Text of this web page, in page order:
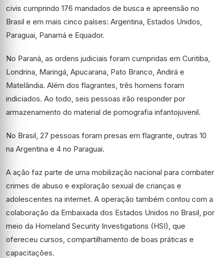
civis cumprindo 176 mandados de busca e apreensão no
Brasil e em mais cinco países: Argentina, Estados Unidos,
Paraguai, Panamá e Equador.
No Paraná, as ordens judiciais foram cumpridas em Curitiba,
Londrina, Maringá, Apucarana, Pato Branco, Andirá e
Matelândia. Além dos flagrantes, três homens foram
indiciados. Ao todo, seis pessoas irão responder por
armazenamento do material de pornografia infantojuvenil.
No Brasil, 27 pessoas foram presas em flagrante, outras 10
na Argentina e 4 no Paraguai.
A ação faz parte de uma mobilização nacional para combater
crimes de abuso e exploração sexual de crianças e
adolescentes na internet. A operação também contou com a
colaboração da Embaixada dos Estados Unidos no Brasil, por
meio da Homeland Security Investigations (HSI), que
ofereceu cursos, compartilhamento de boas práticas e
capacitações.